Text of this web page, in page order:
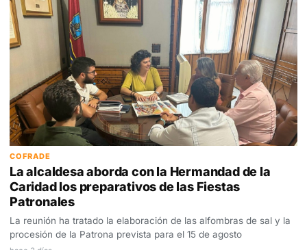
COFRADE
La alcaldesa aborda con la Hermandad de la
Caridad los preparativos de las Fiestas
Patronales
La reunión ha tratado la elaboración de las alfombras de sal y la
procesión de la Patrona prevista para el 15 de agosto